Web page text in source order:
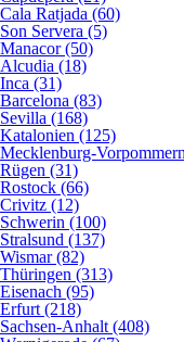
Cala Ratjada (60)
Son Servera (5)
Manacor (50)
Alcudia (18)
Inca (31)
Barcelona (83)
Sevilla (168)
Katalonien (125)
Mecklenburg-
Rügen (31)
Rostock (66)
Crivitz (12)
Schwerin (100)
Stralsund (137)
Wismar (82)
Thüringen (313)
Eisenach (95)
Erfurt (218)
Sachsen-Anhalt (408)